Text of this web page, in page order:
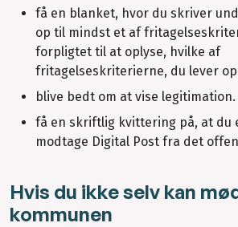
få en blanket, hvor du skriver
op til mindst et af
forpligtet til at oplyse, hvilke af
fritagelseskriterierne, du lever
blive bedt om at vise legitimation.
få en skriftlig kvittering på, at du
modtage Digital Post fra det
Hvis du ikke selv kan
kommunen